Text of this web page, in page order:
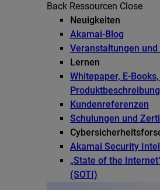
Back Ressourcen Close
Neuigkeiten
Akamai-Blog
Veranstaltungen und
Lernen
Whitepaper, E-
Kundenreferenzen
Schulungen und
Akamai Security
„State of the
(SOTI)